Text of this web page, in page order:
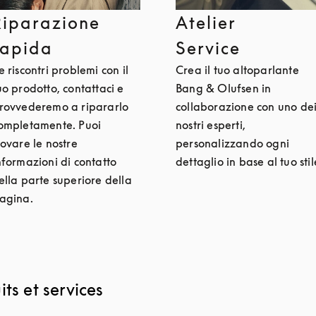
riscontri problemi con il
prodotto, contattaci e
a ripararlo
Puoi
le nostre
di contatto
parte superiore della
Atelier
Service
Crea il tuo altoparlante
Bang & Olufsen in
collaborazione con uno
nostri esperti,
personalizzando ogni
dettaglio in base al tuo
et services